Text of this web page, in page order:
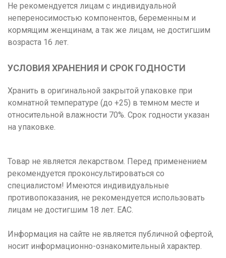
Не рекомендуется лицам с индивидуальной
непереносимостью компонентов, беременным и
кормящим женщинам, а так же лицам, не достигшим
возраста 16 лет.
УСЛОВИЯ ХРАНЕНИЯ И СРОК ГОДНОСТИ
Хранить в оригинальной закрытой упаковке при
комнатной температуре (до +25) в темном месте и
относительной влажности 70%. Срок годности указан
на упаковке.
Товар не является лекарством. Перед применением
рекомендуется проконсультироваться со
специалистом! Имеются индивидуальные
противопоказания, не рекомендуется использовать
лицам не достигшим 18 лет. ЕАС.
Информация на сайте не является публичной офертой,
носит информационно-ознакомительный характер.